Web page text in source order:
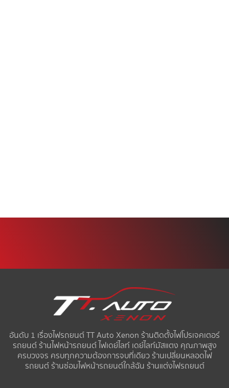
อันดับ 1 เรื่องไฟรถยนต์ TT Auto Xenon ร้านติดตั้งไฟโปรเจคเตอร์
รถยนต์ ร้านไฟหน้ารถยนต์ ไฟเดย์ไลท์ เดย์ไลท์มัสแตง คุณภาพสูง
ครบวงจร ครบทุกความต้องการจบที่เดียว ร้านเปลี่ยนหลอดไฟ
รถยนต์ ร้านซ่อมไฟหน้ารถยนต์ใกล้ฉัน ร้านแต่งไฟรถยนต์